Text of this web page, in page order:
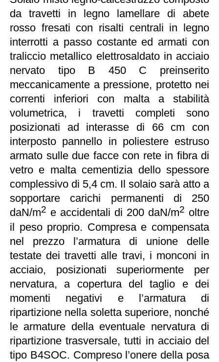
da travetti in legno lamellare di abete
rosso fresati con risalti centrali in legno
interrotti a passo costante ed armati con
traliccio metallico elettrosaldato in acciaio
nervato tipo B 450 C preinserito
meccanicamente a pressione, protetto nei
correnti inferiori con malta a stabilità
volumetrica, i travetti completi sono
posizionati ad interasse di 66 cm con
interposto pannello in poliestere estruso
armato sulle due facce con rete in fibra di
vetro e malta cementizia dello spessore
complessivo di 5,4 cm. Il solaio sarà atto a
sopportare carichi permanenti di 250
daN/m2 e accidentali di 200 daN/m2 oltre
il peso proprio. Compresa e compensata
nel prezzo l’armatura di unione delle
testate dei travetti alle travi, i monconi in
acciaio, posizionati superiormente per
nervatura, a copertura del taglio e dei
momenti negativi e l’armatura di
ripartizione nella soletta superiore, nonché
le armature della eventuale nervatura di
ripartizione trasversale, tutti in acciaio del
tipo B4SOC. Compreso l’onere della posa